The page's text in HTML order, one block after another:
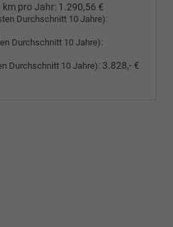
km pro Jahr: 1.290,56 €
Durchschnitt 10 Jahre):
Durchschnitt 10 Jahre):
Durchschnitt 10 Jahre): 3.828,- €